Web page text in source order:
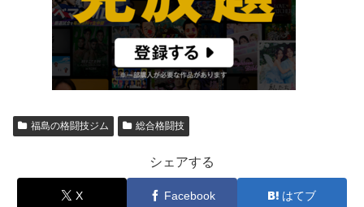
福島の格闘技ジム 総合格闘技
シェアする
X Facebook はてブ